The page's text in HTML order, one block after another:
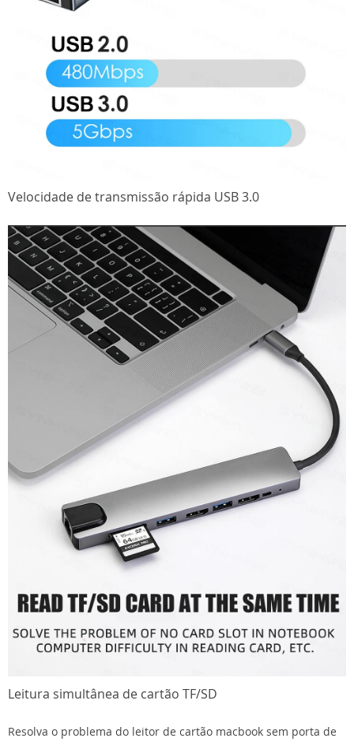
Velocidade de transmissão rápida USB 3.0
Leitura simultânea de cartão TF/SD
Resolva o problema do leitor de cartão macbook sem porta de